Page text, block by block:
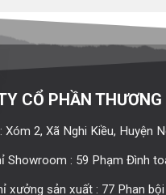
CỔ PHẦN
Xóm 2, Xã Nghi Kiều, Huyện
Showroom : 59 Phạm Đình
xưởng sản xuất : 77 Phan bội